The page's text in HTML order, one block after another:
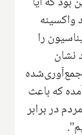
واکسینه
را
نشان
که باعث
در برابر